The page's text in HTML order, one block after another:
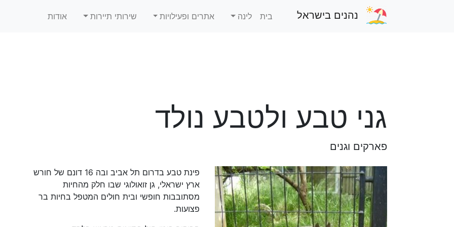
נהנים בישראל בית לינה אתרים ופעילויות שירותי תיירות אודות
גני טבע ולטבע נולד
פארקים וגנים
פינת טבע בדרום תל אביב ובה 16 דונם של חורש
ארץ ישראלי, גן זואולוגי שבו חלק מהחיות
מסתובבות חופשי ובית חולים המטפל בחיות בר
פצועות.